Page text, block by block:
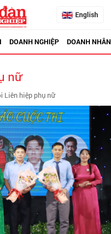
English
DOANH NGHIỆP DOANH NHÂN
nữ
Liên hiệp phụ nữ